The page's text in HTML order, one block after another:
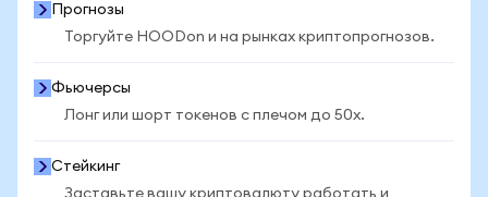
Прогнозы
Торгуйте HOODon и на рынках криптопрогнозов.
Фьючерсы
Лонг или шорт токенов с плечом до 50x.
Стейкинг
Заставьте вашу криптовалюту работать и